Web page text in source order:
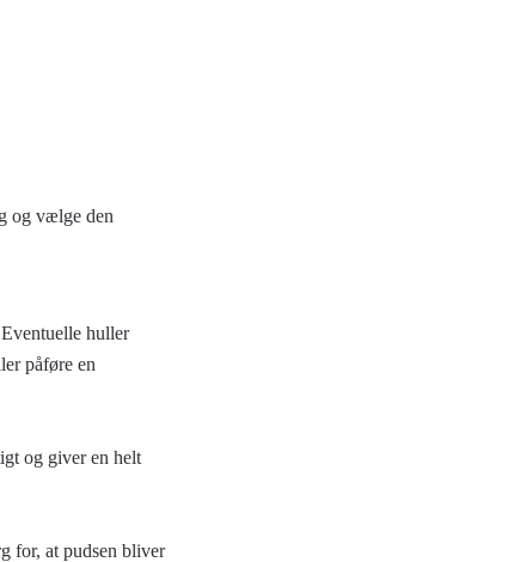
og vælge den
huller
påføre en
og giver en helt
for, at pudsen bliver